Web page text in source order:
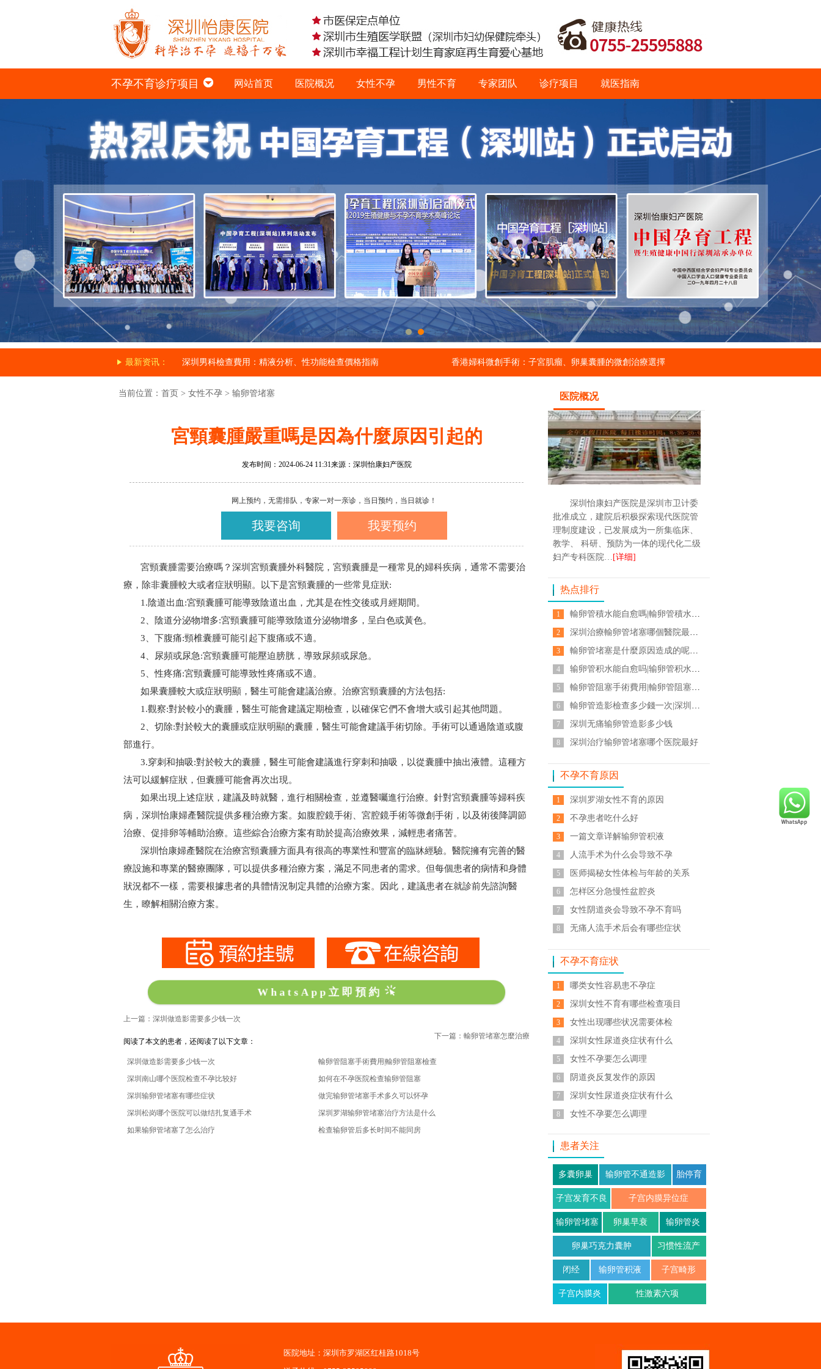
不孕不育诊疗项目 网站首页 医院概况 女性不孕 男性不育 专家团队 诊疗项目 就医指南
最新资讯： 深圳男科檢查費用：精液分析、性功能檢查價格指南 香港婦科微創手術：子宮肌瘤、卵巢囊腫的微創治療選擇
当前位置： 首页 > 女性不孕 > 输卵管堵塞
宮頸囊腫嚴重嗎是因為什麼原因引起的
发布时间：2024-06-24 11:31来源：深圳怡康妇产医院
网上预约，无需排队，专家一对一亲诊，当日预约，当日就诊！
我要咨询 我要预约
宮頸囊腫需要治療嗎？深圳宮頸囊腫外科醫院，宮頸囊腫是一種常見的婦科疾病，通常不需要治
療，除非囊腫較大或者症狀明顯。以下是宮頸囊腫的一些常見症狀:
1.陰道出血:宮頸囊腫可能導致陰道出血，尤其是在性交後或月經期間。
2、陰道分泌物增多:宮頸囊腫可能導致陰道分泌物增多，呈白色或黃色。
3、下腹痛:頸椎囊腫可能引起下腹痛或不適。
4、尿頻或尿急:宮頸囊腫可能壓迫膀胱，導致尿頻或尿急。
5、性疼痛:宮頸囊腫可能導致性疼痛或不適。
如果囊腫較大或症狀明顯，醫生可能會建議治療。治療宮頸囊腫的方法包括:
1.觀察:對於較小的囊腫，醫生可能會建議定期檢查，以確保它們不會增大或引起其他問題。
2、切除:對於較大的囊腫或症狀明顯的囊腫，醫生可能會建議手術切除。手術可以通過陰道或腹
部進行。
3.穿刺和抽吸:對於較大的囊腫，醫生可能會建議進行穿刺和抽吸，以從囊腫中抽出液體。這種方
法可以緩解症狀，但囊腫可能會再次出現。
如果出現上述症狀，建議及時就醫，進行相關檢查，並遵醫囑進行治療。針對宮頸囊腫等婦科疾
病，深圳怡康婦產醫院提供多種治療方案。如腹腔鏡手術、宮腔鏡手術等微創手術，以及術後降調節
治療、促排卵等輔助治療。這些綜合治療方案有助於提高治療效果，減輕患者痛苦。
深圳怡康婦產醫院在治療宮頸囊腫方面具有很高的專業性和豐富的臨牀經驗。醫院擁有完善的醫
療設施和專業的醫療團隊，可以提供多種治療方案，滿足不同患者的需求。但每個患者的病情和身體
狀況都不一樣，需要根據患者的具體情況制定具體的治療方案。因此，建議患者在就診前先諮詢醫
生，瞭解相關治療方案。
WhatsApp立即預約
上一篇：深圳做造影需要多少钱一次
下一篇：輸卵管堵塞怎麼治療
阅读了本文的患者，还阅读了以下文章：
深圳做造影需要多少钱一次
輸卵管阻塞手術費用|輸卵管阻塞檢查
深圳南山哪个医院检查不孕比较好
如何在不孕医院检查输卵管阻塞
深圳输卵管堵塞有哪些症状
做完输卵管堵塞手术多久可以怀孕
深圳松岗哪个医院可以做结扎复通手术
深圳罗湖输卵管堵塞治疗方法是什么
如果输卵管堵塞了怎么治疗
检查输卵管后多长时间不能同房
医院概况
深圳怡康妇产医院是深圳市卫计委
批准成立，建院后积极探索现代医院管
理制度建设，已发展成为一所集临床、
教学、 科研、预防为一体的现代化二级
妇产专科医院… [详细]
热点排行
1 輸卵管積水能自愈嗎|輸卵管積水怎麽治療|輸卵管積水通常不能自愈
2 深圳治療輸卵管堵塞哪個醫院最好|深圳哪家醫院治療輸卵管堵塞最好|深圳查輸卵管堵塞怎麽能治好
3 輸卵管堵塞是什麼原因造成的呢怎麼治療|輸卵管堵塞怎麼治療
4 输卵管积水能自愈吗|输卵管积水怎样才能消除积水|输卵管积水能自然怀孕吗
5 輸卵管阻塞手術費用|輸卵管阻塞檢查
6 輸卵管造影檢查多少錢一次|深圳輸卵管造影價錢|輸卵管造影家計會
7 深圳无痛输卵管造影多少钱
8 深圳治疗输卵管堵塞哪个医院最好
不孕不育原因
1 深圳罗湖女性不育的原因
2 不孕患者吃什么好
3 一篇文章详解输卵管积液
4 人流手术为什么会导致不孕
5 医师揭秘女性体检与年龄的关系
6 怎样区分急慢性盆腔炎
7 女性阴道炎会导致不孕不育吗
8 无痛人流手术后会有哪些症状
不孕不育症状
1 哪类女性容易患不孕症
2 深圳女性不育有哪些检查项目
3 女性出现哪些状况需要体检
4 深圳女性尿道炎症状有什么
5 女性不孕要怎么调理
6 阴道炎反复发作的原因
7 深圳女性尿道炎症状有什么
8 女性不孕要怎么调理
患者关注
多囊卵巢 输卵管不通造影 胎停育
子宫发育不良 子宫内膜异位症
输卵管堵塞 卵巢早衰 输卵管炎
卵巢巧克力囊肿 习惯性流产
闭经 输卵管积液 子宫畸形
子宫内膜炎 性激素六项
医院地址：深圳市罗湖区红桂路1018号